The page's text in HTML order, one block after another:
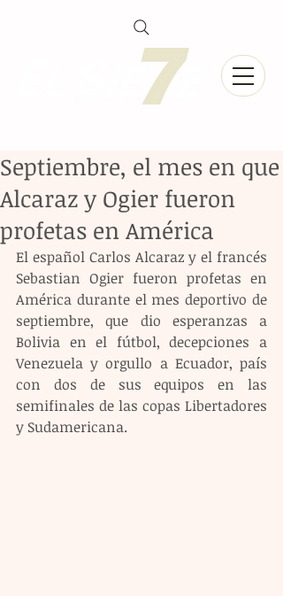
Septiembre, el mes en que
Alcaraz y Ogier fueron
profetas en América
El español Carlos Alcaraz y el francés
Sebastian Ogier fueron profetas en
América durante el mes deportivo de
septiembre, que dio esperanzas a
Bolivia en el fútbol, decepciones a
Venezuela y orgullo a Ecuador, país
con dos de sus equipos en las
semifinales de las copas Libertadores
y Sudamericana.